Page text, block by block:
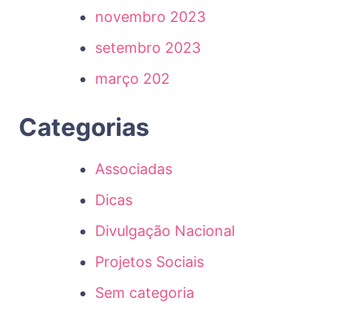
novembro 2023
setembro 2023
março 202
Categorias
Associadas
Dicas
Divulgação Nacional
Projetos Sociais
Sem categoria